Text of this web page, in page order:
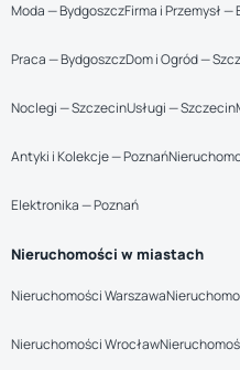
Moda — BydgoszczFirma i Przemysł —
Praca — BydgoszczDom i Ogród —
Noclegi — SzczecinUsługi — Szczecin
Antyki i Kolekcje — Poznań
Elektronika — Poznań
Nieruchomości w miastach
Nieruchomości Warszawa
Nieruchomości Wrocław